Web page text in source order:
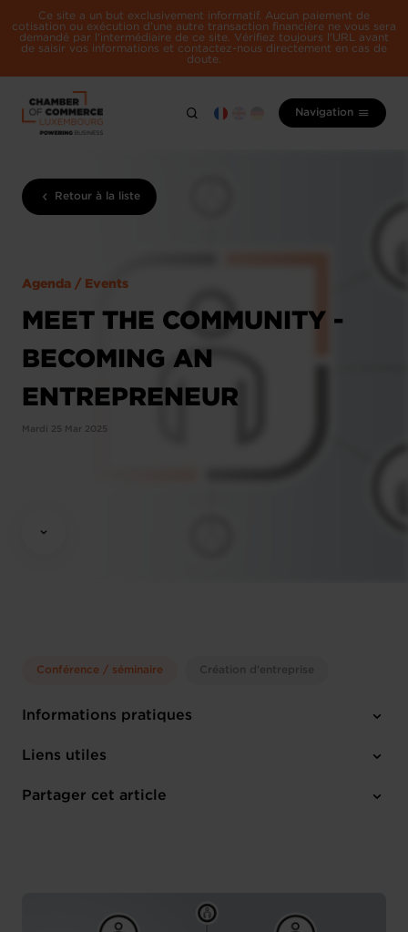
Ce site a un but exclusivement informatif. Aucun paiement de
cotisation ou exécution d'une autre transaction financière ne vous sera
demandé par l'intermédiaire de ce site. Vérifiez toujours l'URL avant
de saisir vos informations et contactez-nous directement en cas de
doute.
Navigation
Retour à la liste
Agenda / Events
MEET THE COMMUNITY -
BECOMING AN
ENTREPRENEUR
Mardi 25 Mar 2025
Conférence / séminaire Création d'entreprise
Informations pratiques
Mardi 25 Mar 2025
14, rue Erasme L-1468 Luxembourg
Liens utiles
M'inscrire
Partager cet article